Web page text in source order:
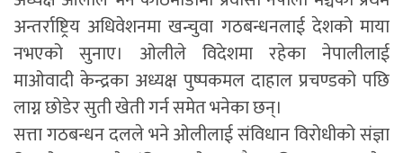
अन्तर्राष्ट्रिय अधिवेशनमा खन्चुवा गठबन्धनलाई देशको माया
नभएको सुनाए। ओलीले विदेशमा रहेका नेपालीलाई
माओवादी केन्द्रका अध्यक्ष पुष्पकमल दाहाल प्रचण्डको पछि
लाग्न छोडेर सुती खेती गर्न समेत भनेका छन्।
सत्ता गठबन्धन दलले भने ओलीलाई संविधान विरोधीको संज्ञा